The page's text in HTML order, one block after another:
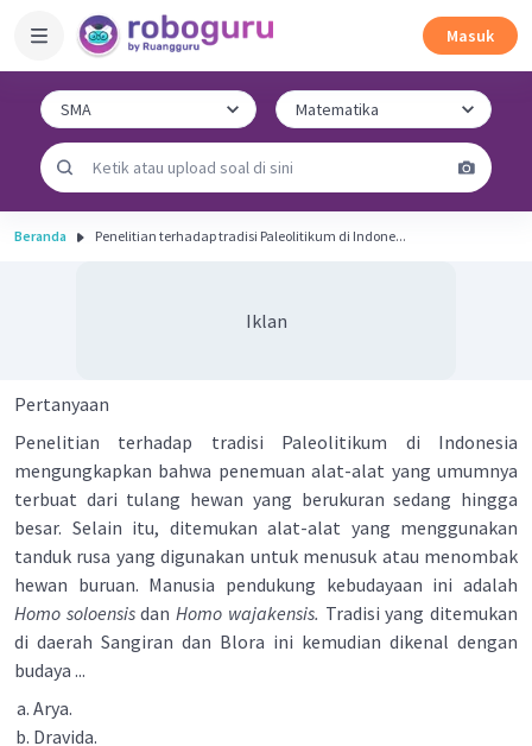
Masuk
Beranda Penelitian terhadap tradisi Paleolitikum di Indone...
Iklan
Pertanyaan
Penelitian terhadap tradisi Paleolitikum di Indonesia
mengungkapkan bahwa penemuan alat-alat yang umumnya
terbuat dari tulang hewan yang berukuran sedang hingga
besar. Selain itu, ditemukan alat-alat yang menggunakan
tanduk rusa yang digunakan untuk menusuk atau menombak
hewan buruan. Manusia pendukung kebudayaan ini adalah
Homo soloensisdanHomo wajakensis. Tradisi yang ditemukan
di daerah Sangiran dan Blora ini kemudian dikenal dengan
budaya ...
Arya.
Dravida.